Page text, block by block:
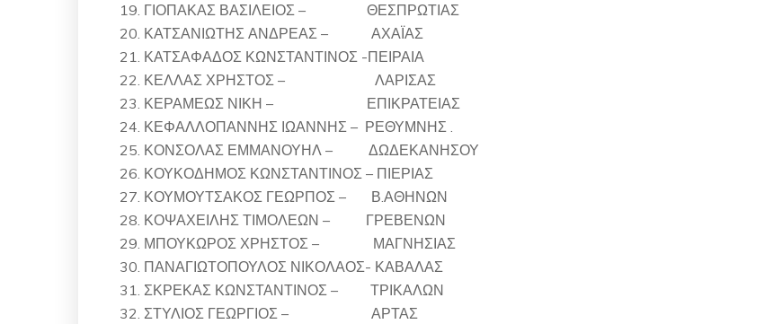
ΓΙΟΠΑΚΑΣ ΒΑΣΙΛΕΙΟΣ – ΘΕΣΠΡΩΤΙΑΣ
ΚΑΤΣΑΝΙΩΤΗΣ ΑΝΔΡΕΑΣ – ΑΧΑΪΑΣ
ΚΑΤΣΑΦΑΔΟΣ ΚΩΝΣΤΑΝΤΙΝΟΣ -ΠΕΙΡΑΙΑ
ΚΕΛΛΑΣ ΧΡΗΣΤΟΣ – ΛΑΡΙΣΑΣ
ΚΕΡΑΜΕΩΣ ΝΙΚΗ – ΕΠΙΚΡΑΤΕΙΑΣ
ΚΕΦΑΛΛΟΠΑΝΝΗΣ ΙΩΑΝΝΗΣ – ΡΕΘΥΜΝΗΣ .
ΚΟΝΣΟΛΑΣ ΕΜΜΑΝΟΥΗΛ – ΔΩΔΕΚΑΝΗΣΟΥ
ΚΟΥΚΟΔΗΜΟΣ ΚΩΝΣΤΑΝΤΙΝΟΣ – ΠΙΕΡΙΑΣ
ΚΟΥΜΟΥΤΣΑΚΟΣ ΓΕΩΡΠΟΣ – Β.ΑΘΗΝΩΝ
ΚΟΨΑΧΕΙΛΗΣ ΤΙΜΟΛΕΩΝ – ΓΡΕΒΕΝΩΝ
ΜΠΟΥΚΩΡΟΣ ΧΡΗΣΤΟΣ – ΜΑΓΝΗΣΙΑΣ
ΠΑΝΑΓΙΩΤΟΠΟΥΛΟΣ ΝΙΚΟΛΑΟΣ- ΚΑΒΑΛΑΣ
ΣΚΡΕΚΑΣ ΚΩΝΣΤΑΝΤΙΝΟΣ – ΤΡΙΚΑΛΩΝ
ΣΤΥΛΙΟΣ ΓΕΩΡΓΙΟΣ – ΑΡΤΑΣ